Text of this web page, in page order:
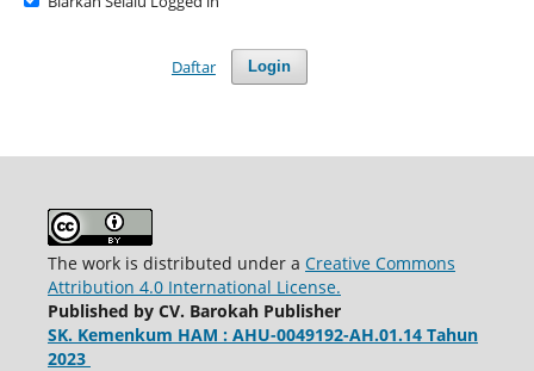
Login
Daftar
The work is distributed under a Creative Commons
Attribution 4.0 International License.
Published by CV. Barokah Publisher
SK. Kemenkum HAM : AHU-0049192-AH.01.14 Tahun
2023